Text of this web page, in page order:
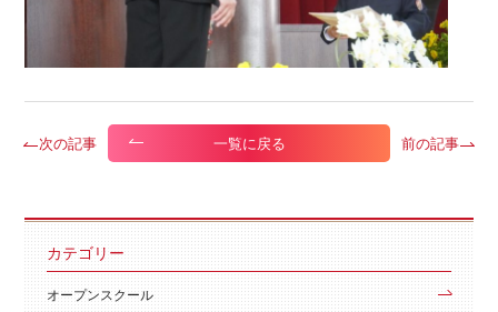
次の記事 一覧に戻る 前の記事
カテゴリー
オープンスクール